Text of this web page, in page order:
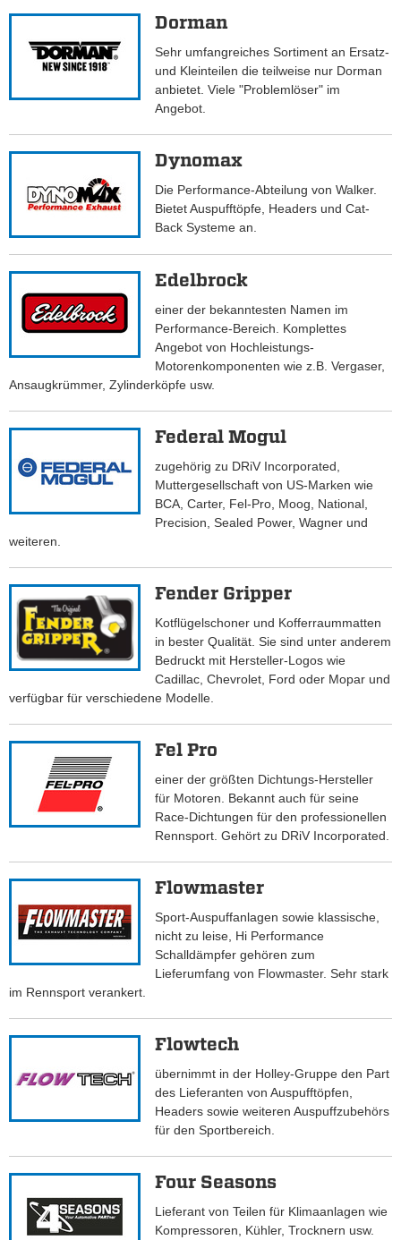
Dorman
Sehr umfangreiches Sortiment an Ersatz-
und Kleinteilen die teilweise nur Dorman
anbietet. Viele "Problemlöser" im
Angebot.
Dynomax
Die Performance-Abteilung von Walker.
Bietet Auspufftöpfe, Headers und Cat-
Back Systeme an.
Edelbrock
einer der bekanntesten Namen im
Performance-Bereich. Komplettes
Angebot von Hochleistungs-
Motorenkomponenten wie z.B. Vergaser,
Ansaugkrümmer, Zylinderköpfe usw.
Federal Mogul
zugehörig zu DRiV Incorporated,
Muttergesellschaft von US-Marken wie
BCA, Carter, Fel-Pro, Moog, National,
Precision, Sealed Power, Wagner und
weiteren.
Fender Gripper
Kotflügelschoner und Kofferraummatten
in bester Qualität. Sie sind unter anderem
Bedruckt mit Hersteller-Logos wie
Cadillac, Chevrolet, Ford oder Mopar und
verfügbar für verschiedene Modelle.
Fel Pro
einer der größten Dichtungs-Hersteller
für Motoren. Bekannt auch für seine
Race-Dichtungen für den professionellen
Rennsport. Gehört zu DRiV Incorporated.
Flowmaster
Sport-Auspuffanlagen sowie klassische,
nicht zu leise, Hi Performance
Schalldämpfer gehören zum
Lieferumfang von Flowmaster. Sehr stark
im Rennsport verankert.
Flowtech
übernimmt in der Holley-Gruppe den Part
des Lieferanten von Auspufftöpfen,
Headers sowie weiteren Auspuffzubehörs
für den Sportbereich.
Four Seasons
Lieferant von Teilen für Klimaanlagen wie
Kompressoren, Kühler, Trocknern usw.